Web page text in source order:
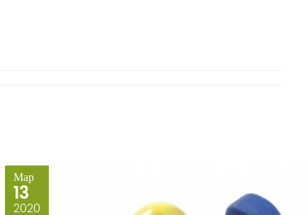
Мар
13
2020